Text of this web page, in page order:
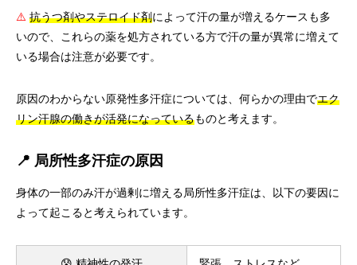
⚠️ 抗うつ剤やステロイド剤によって汗の量が増えるケースも多
いので、これらの薬を処方されている方で汗の量が異常に増えて
いる場合は注意が必要です。
原因のわからない原発性多汗症については、何らかの理由でエク
リン汗腺の働きが活発になっているものと考えます。
📍 局所性多汗症の原因
身体の一部のみ汗が過剰に増える局所性多汗症は、以下の要因に
よって起こると考えられています。